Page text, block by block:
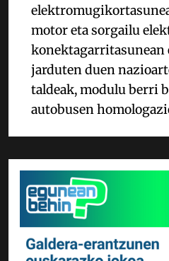
motor eta sorgailu
konektagarritasunean
jarduten duen
taldeak, modulu berri
autobusen